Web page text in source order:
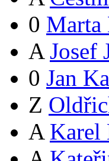
0 Marta
A Josef
0 Jan
Z
A Karel